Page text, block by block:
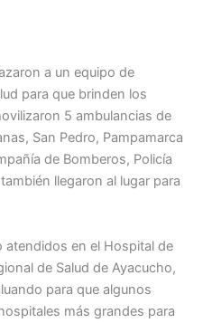
Menu
a un equipo de
para que brinden los
5 ambulancias de
San Pedro, Pampamarca
de Bomberos, Policía
llegaron al lugar para
en el Hospital de
de Salud de Ayacucho,
para que algunos
más grandes para